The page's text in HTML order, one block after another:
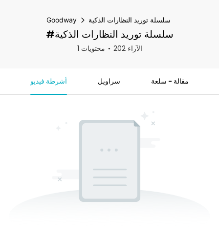
Goodway سلسلة توريد النظارات الذكية
#سلسلة توريد النظارات الذكية
1 محتويات 202 الآراء
أشرطة فيديو سراويل مقالة - سلعة